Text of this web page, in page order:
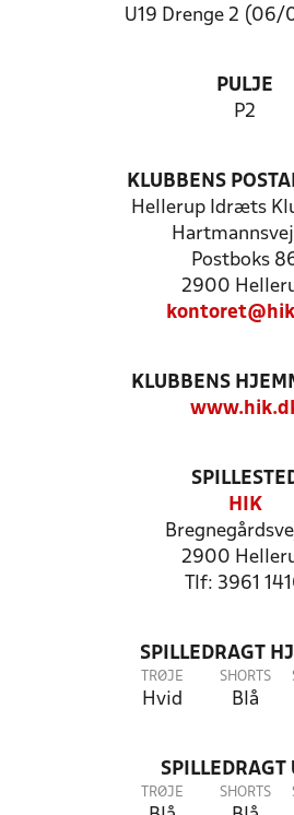
U19 Drenge 2 (06/
PULJE
P2
KLUBBENS
Hellerup Idræts
Postboks
2900
KLUBBENS
HIK
2900
Tlf: 3961
SPILLEDRAGT
TRØJE
Hvid
SHORTS
Blå
SPILLEDRAGT
TRØJE SHORTS